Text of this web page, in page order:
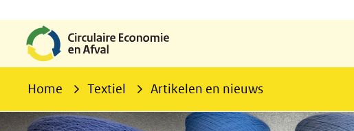
van
cookies
op
deze
website
Home Textiel Artikelen en nieuws